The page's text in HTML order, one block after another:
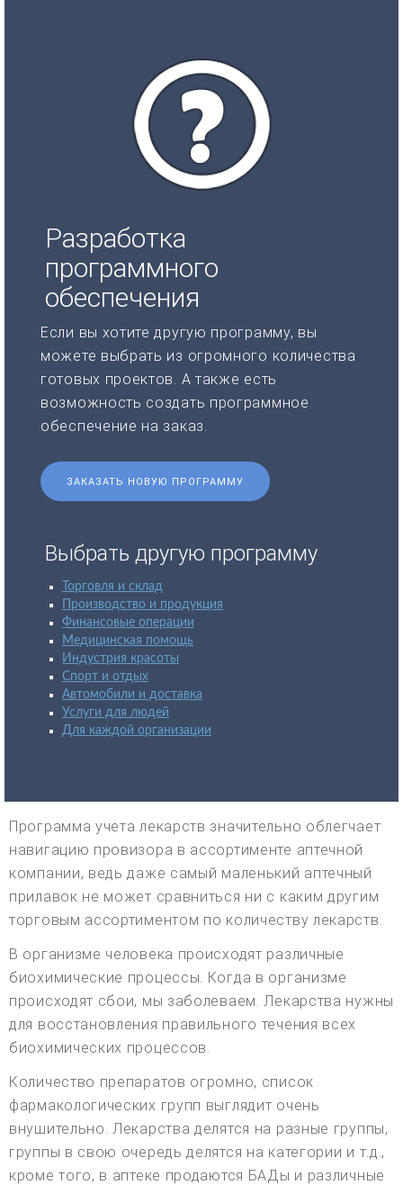
Разработка
программного
обеспечения
Если вы хотите другую программу, вы
можете выбрать из огромного количества
готовых проектов. А также есть
возможность создать программное
обеспечение на заказ.
ЗАКАЗАТЬ НОВУЮ ПРОГРАММУ
Выбрать другую программу
Торговля и склад
Производство и продукция
Финансовые операции
Медицинская помощь
Индустрия красоты
Спорт и отдых
Автомобили и доставка
Услуги для людей
Для каждой организации
Программа учета лекарств значительно облегчает
навигацию провизора в ассортименте аптечной
компании, ведь даже самый маленький аптечный
прилавок не может сравниться ни с каким другим
торговым ассортиментом по количеству лекарств.
В организме человека происходят различные
биохимические процессы. Когда в организме
происходят сбои, мы заболеваем. Лекарства нужны
для восстановления правильного течения всех
биохимических процессов.
Количество препаратов огромно, список
фармакологических групп выглядит очень
внушительно. Лекарства делятся на разные группы,
группы в свою очередь делятся на категории и т.д.,
кроме того, в аптеке продаются БАДы и различные